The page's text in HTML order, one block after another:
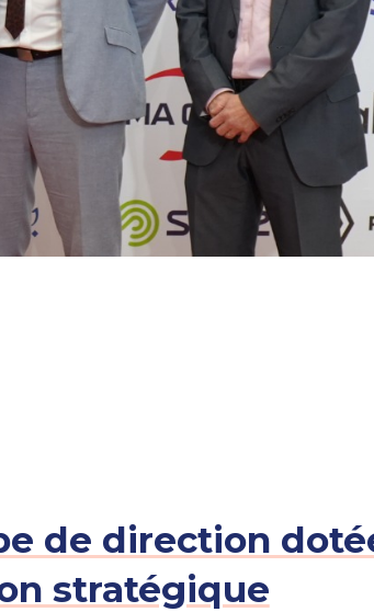
de direction
stratégique